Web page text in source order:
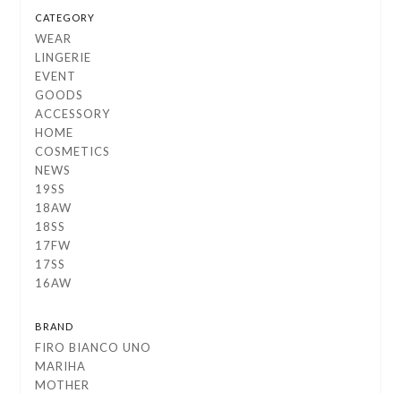
CATEGORY
WEAR
LINGERIE
EVENT
GOODS
ACCESSORY
HOME
COSMETICS
NEWS
19SS
18AW
18SS
17FW
17SS
16AW
BRAND
FIRO BIANCO UNO
MARIHA
MOTHER